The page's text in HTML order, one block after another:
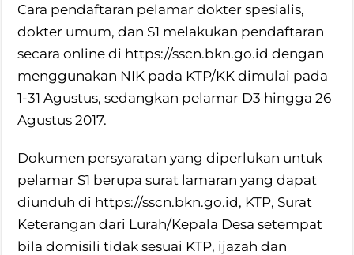
Cara pendaftaran pelamar dokter spesialis,
dokter umum, dan S1 melakukan pendaftaran
secara online di https://sscn.bkn.go.id dengan
menggunakan NIK pada KTP/KK dimulai pada
1-31 Agustus, sedangkan pelamar D3 hingga 26
Agustus 2017.
Dokumen persyaratan yang diperlukan untuk
pelamar S1 berupa surat lamaran yang dapat
diunduh di https://sscn.bkn.go.id, KTP, Surat
Keterangan dari Lurah/Kepala Desa setempat
bila domisili tidak sesuai KTP, ijazah dan